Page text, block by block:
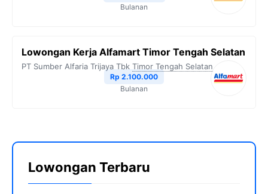
Bulanan
Lowongan Kerja Alfamart Timor Tengah Selatan
PT Sumber Alfaria Trijaya Tbk Timor Tengah Selatan
Rp 2.100.000
Bulanan
Lowongan Terbaru